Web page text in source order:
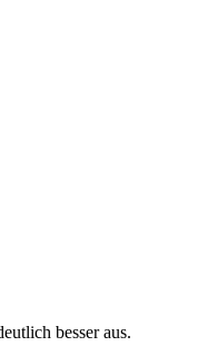
besser aus.